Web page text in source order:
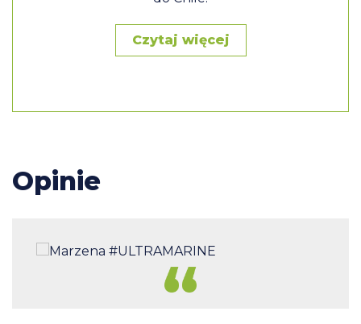
Czytaj więcej
Opinie